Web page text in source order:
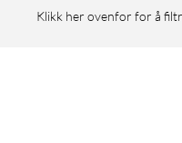
Klikk her ovenfor for å